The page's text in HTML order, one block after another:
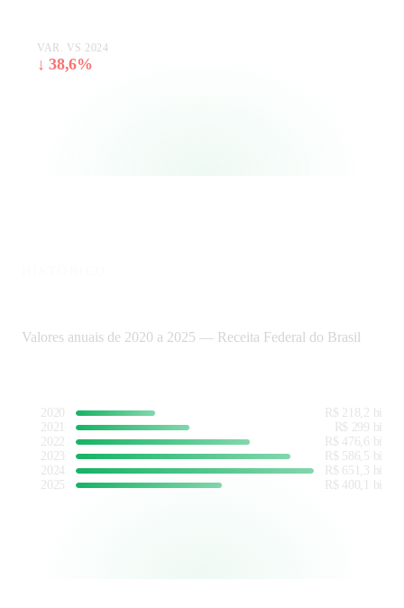
VAR. VS 2024
↓ 38,6%
Valores anuais de 2020 a 2025 — Receita Federal do Brasil
2020
R$ 218,2 bi
2021
R$ 299 bi
2022
R$ 476,6 bi
2023
R$ 586,5 bi
2024
R$ 651,3 bi
2025
R$ 400,1 bi